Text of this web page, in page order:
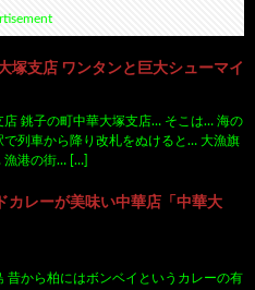
塚支店 ワンタンと巨大シューマイ
銚子の町中華大塚支店… そこは… 海の
列車から降り改札をぬけると… 大漁旗
漁港の街… […]
カレーが美味い中華店「中華大
から柏にはボンベイというカレーの有